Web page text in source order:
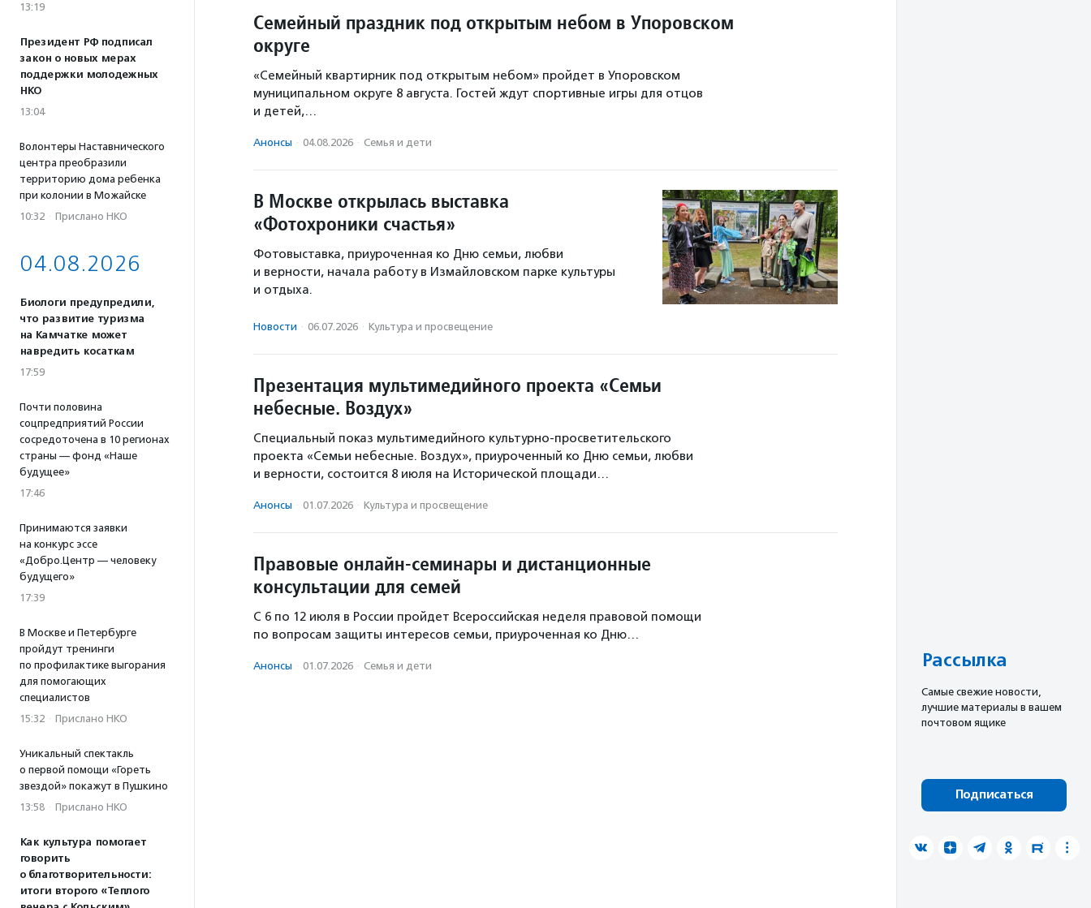
13:19
Президент РФ подписал
закон о новых мерах
поддержки молодежных
НКО
13:04
Волонтеры Наставнического
центра преобразили
территорию дома ребенка
при колонии в Можайске
10:32 · Прислано НКО
04.08.2026
Биологи предупредили,
что развитие туризма
на Камчатке может
навредить косаткам
17:59
Почти половина
соцпредприятий России
сосредоточена в 10 регионах
страны — фонд «Наше
будущее»
17:46
Принимаются заявки
на конкурс эссе
«Добро.Центр — человеку
будущего»
17:39
В Москве и Петербурге
пройдут тренинги
по профилактике выгорания
для помогающих
специалистов
15:32 · Прислано НКО
Уникальный спектакль
о первой помощи «Гореть
звездой» покажут в Пушкино
13:58 · Прислано НКО
Как культура помогает
говорить
о благотворительности:
итоги второго «Теплого
Семейный праздник под открытым небом в Упоровском
округе
«Семейный квартирник под открытым небом» пройдет в Упоровском
муниципальном округе 8 августа. Гостей ждут спортивные игры для отцов
и детей,…
Анонсы · 04.08.2026 · Семья и дети
В Москве открылась выставка
«Фотохроники счастья»
Фотовыставка, приуроченная ко Дню семьи, любви
и верности, начала работу в Измайловском парке культуры
и отдыха.
Новости · 06.07.2026 · Культура и просвещение
Презентация мультимедийного проекта «Семьи
небесные. Воздух»
Специальный показ мультимедийного культурно-просветительского
проекта «Семьи небесные. Воздух», приуроченный ко Дню семьи, любви
и верности, состоится 8 июля на Исторической площади…
Анонсы · 01.07.2026 · Культура и просвещение
Правовые онлайн-семинары и дистанционные
консультации для семей
С 6 по 12 июля в России пройдет Всероссийская неделя правовой помощи
по вопросам защиты интересов семьи, приуроченная ко Дню…
Анонсы · 01.07.2026 · Семья и дети Рассылка
Cамые свежие новости,
лучшие материалы в вашем
почтовом ящике
Подписаться